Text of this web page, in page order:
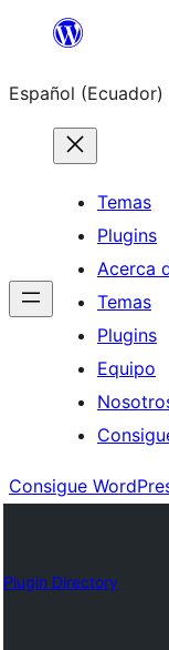
Saltar
contenido
Español (Ecuador)
Temas
Plugins
Acerca
Temas
Plugins
Equipo
Consigue
Plugin Directory